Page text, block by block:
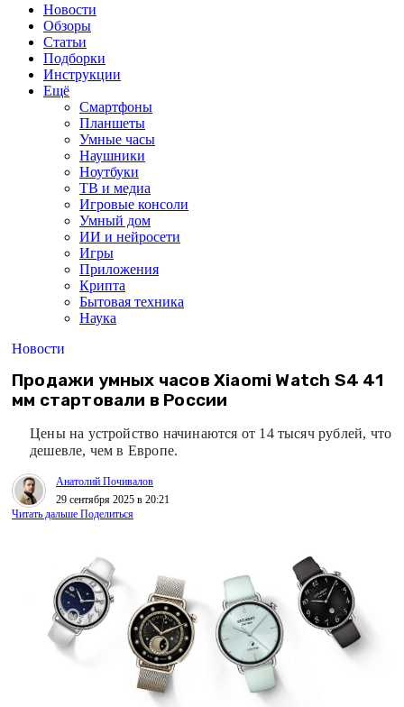
Новости
Обзоры
Статьи
Подборки
Инструкции
Ещё
Смартфоны
Планшеты
Умные часы
Наушники
Ноутбуки
ТВ и медиа
Игровые консоли
Умный дом
ИИ и нейросети
Игры
Приложения
Крипта
Бытовая техника
Наука
Новости
Продажи умных часов Xiaomi Watch S4 41
мм стартовали в России
Цены на устройство начинаются от 14 тысяч рублей, что
дешевле, чем в Европе.
Анатолий Почивалов
29 сентября 2025 в 20:21
Читать дальше Поделиться